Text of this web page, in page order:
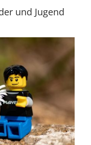
und Jugend